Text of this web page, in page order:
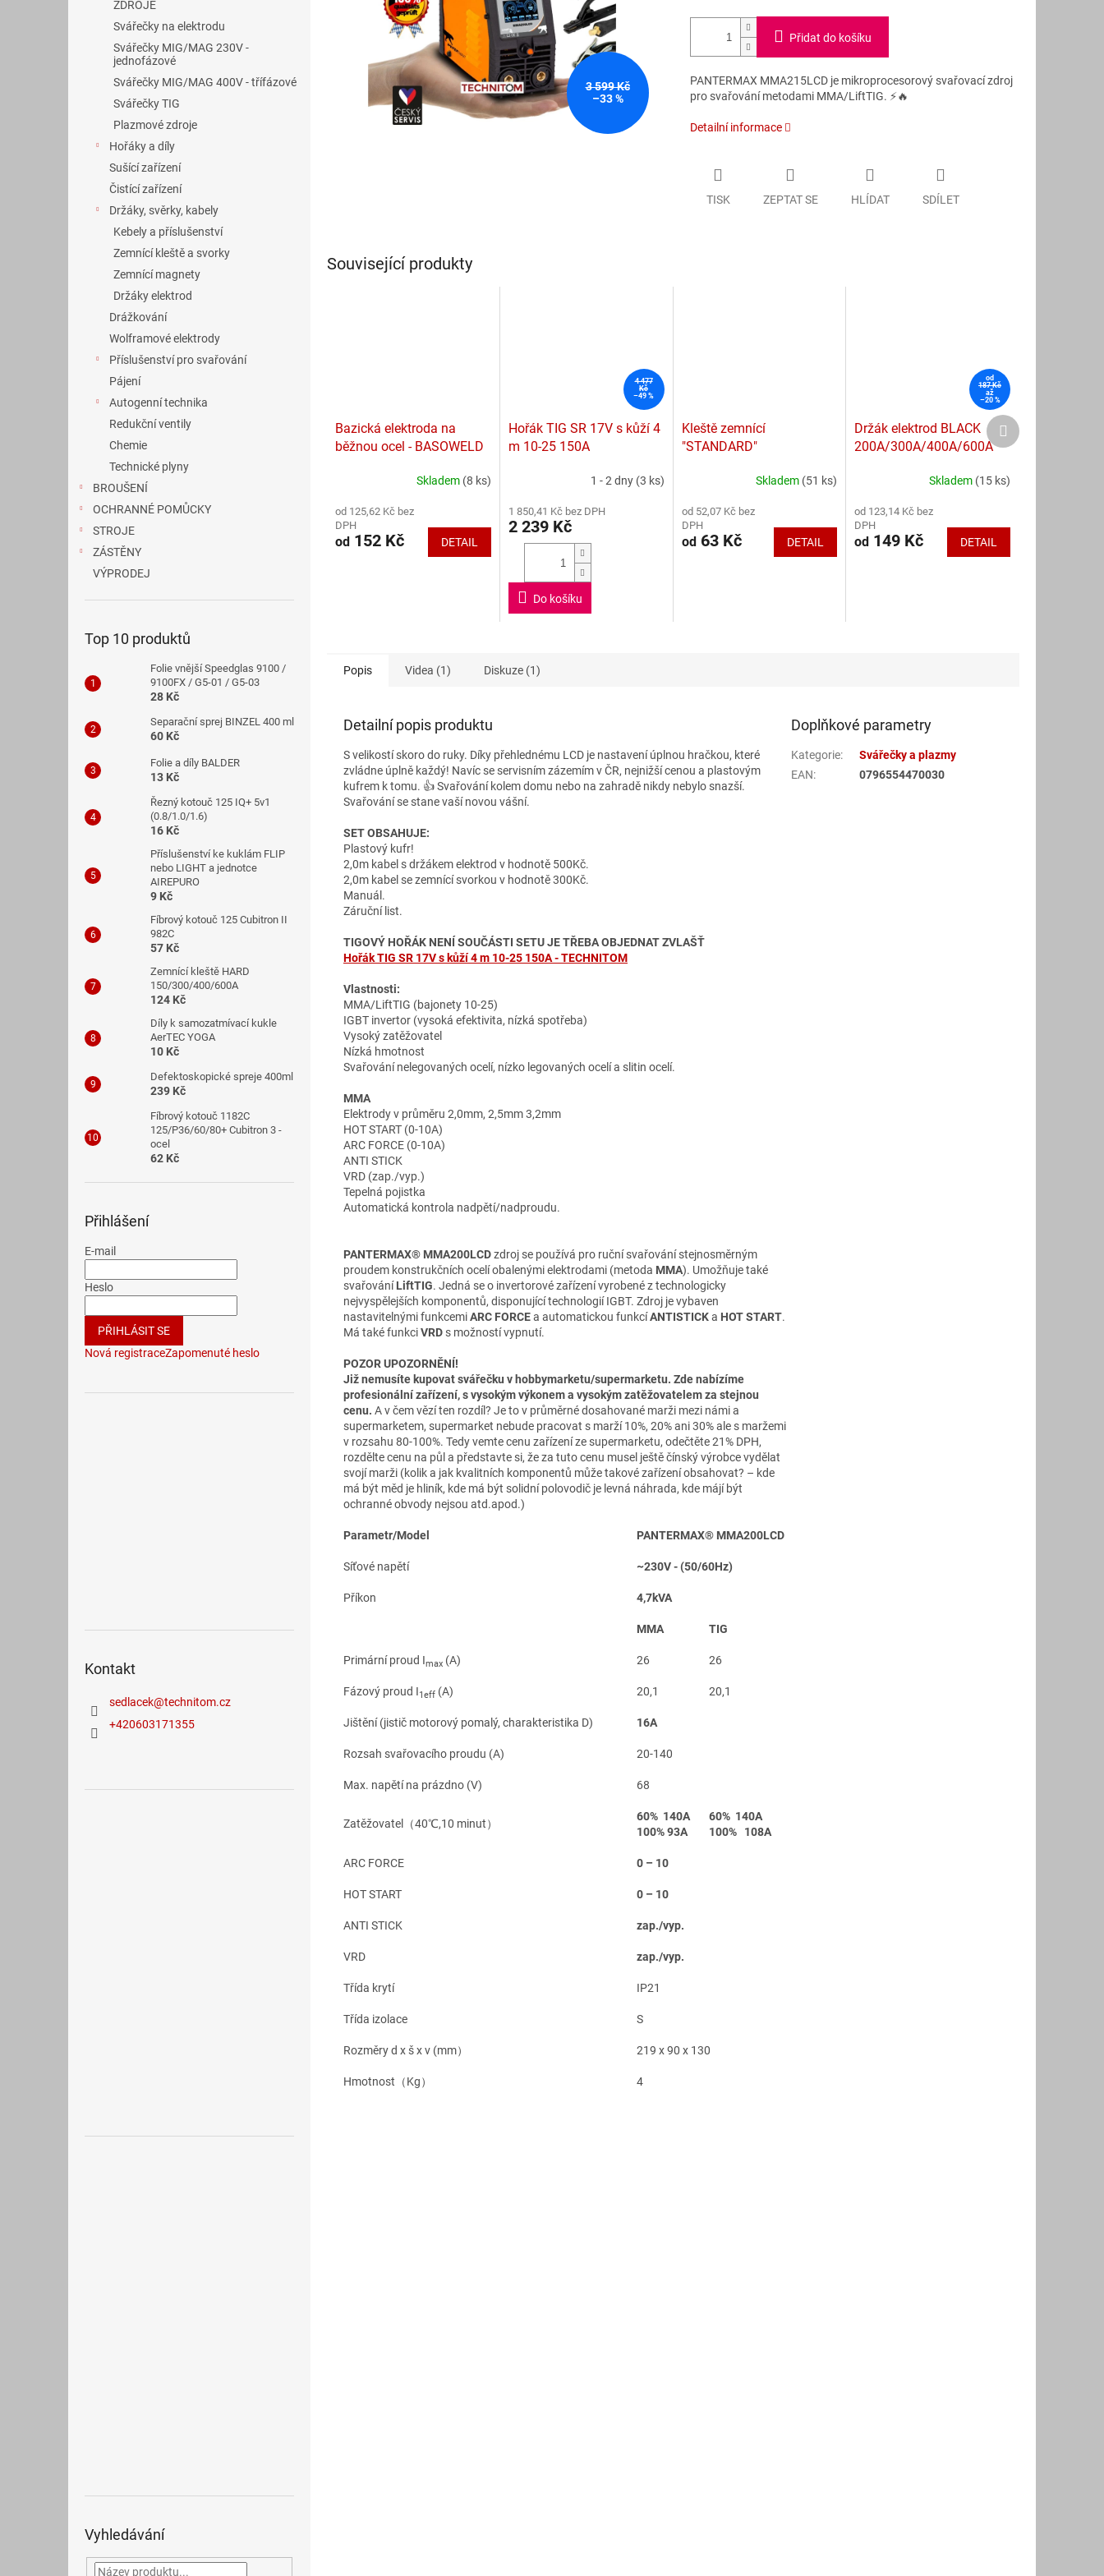
ZDROJE
Svářečky na elektrodu
Svářečky MIG/MAG 230V -
jednofázové
Svářečky MIG/MAG 400V - třífázové
Svářečky TIG
Plazmové zdroje
Hořáky a díly
Sušící zařízení
Čistící zařízení
Držáky, svěrky, kabely
Kebely a příslušenství
Zemnící kleště a svorky
Zemnící magnety
Držáky elektrod
Drážkování
Wolframové elektrody
Příslušenství pro svařování
Pájení
Autogenní technika
Redukční ventily
Chemie
Technické plyny
BROUŠENÍ
OCHRANNÉ POMŮCKY
STROJE
ZÁSTĚNY
VÝPRODEJ
Top 10 produktů
Folie vnější Speedglas 9100 /
9100FX / G5-01 / G5-03
28 Kč
Separační sprej BINZEL 400 ml
60 Kč
Folie a díly BALDER
13 Kč
Řezný kotouč 125 IQ+ 5v1
(0.8/1.0/1.6)
16 Kč
Příslušenství ke kuklám FLIP
nebo LIGHT a jednotce
AIREPURO
9 Kč
Fíbrový kotouč 125 Cubitron II
982C
57 Kč
Zemnící kleště HARD
150/300/400/600A
124 Kč
Díly k samozatmívací kukle
AerTEC YOGA
10 Kč
Defektoskopické spreje 400ml
239 Kč
Fíbrový kotouč 1182C
125/P36/60/80+ Cubitron 3 -
ocel
62 Kč
Přihlášení
E-mail
Heslo
PŘIHLÁSIT SE
Nová registraceZapomenuté heslo
Kontakt
sedlacek@technitom.cz
+420603171355
Vyhledávání
3 599 Kč
–33 %
Přidat do košíku
PANTERMAX MMA215LCD je mikroprocesorový svařovací zdroj
pro svařování metodami MMA/LiftTIG. ⚡️🔥
Detailní informace
TISK ZEPTAT SE HLÍDAT SDÍLET
Související produkty
Bazická elektroda na
běžnou ocel - BASOWELD
produktu
je
4,2
Skladem (8 ks)
od 125,62 Kč bez
DPH
od 152 Kč DETAIL
4 477
Kč
–49 %
Hořák TIG SR 17V s kůží 4
m 10-25 150A
produktu
je
hvězdiček.
1 - 2 dny (3 ks)
1 850,41 Kč bez DPH
2 239 Kč
Do košíku
Kleště zemnící
"STANDARD"
produktu
je
4,3
Skladem (51 ks)
od 52,07 Kč bez
DPH
od63 Kč DETAIL
od
187 Kč
až
–20 %
Držák elektrod BLACK
200A/300A/400A/600A
produktu
je
5,0
Skladem (15 ks)
od 123,14 Kč bez
DPH
od 149 Kč DETAIL
Další
produkt
Popis Videa (1) Diskuze (1)
Detailní popis produktu
S velikostí skoro do ruky. Díky přehlednému LCD je nastavení úplnou hračkou, které
zvládne úplně každý! Navíc se servisním zázemím v ČR, nejnižší cenou a plastovým
kufrem k tomu. 👍 Svařování kolem domu nebo na zahradě nikdy nebylo snazší.
Svařování se stane vaší novou vášní.
SET OBSAHUJE:
Plastový kufr!
2,0m kabel s držákem elektrod v hodnotě 500Kč.
2,0m kabel se zemnící svorkou v hodnotě 300Kč.
Manuál.
Záruční list.
TIGOVÝ HOŘÁK NENÍ SOUČÁSTI SETU JE TŘEBA OBJEDNAT ZVLAŠŤ
Hořák TIG SR 17V s kůží 4 m 10-25 150A - TECHNITOM
Vlastnosti:
MMA/LiftTIG (bajonety 10-25)
IGBT invertor (vysoká efektivita, nízká spotřeba)
Vysoký zatěžovatel
Nízká hmotnost
Svařování nelegovaných ocelí, nízko legovaných ocelí a slitin ocelí.
MMA
Elektrody v průměru 2,0mm, 2,5mm 3,2mm
HOT START (0-10A)
ARC FORCE (0-10A)
ANTI STICK
VRD (zap./vyp.)
Tepelná pojistka
Automatická kontrola nadpětí/nadproudu.
PANTERMAX® MMA200LCDzdroj se používá pro ruční svařování stejnosměrným
proudem konstrukčních ocelí obalenými elektrodami (metoda MMA). Umožňuje také
svařování LiftTIG. Jedná se o invertorové zařízení vyrobené z technologicky
nejvyspělejších komponentů, disponující technologií IGBT. Zdroj je vybaven
nastavitelnými funkcemiARC FORCEa automatickou funkcíANTISTICKa HOT START.
Má také funkciVRD s možností vypnutí.
POZOR UPOZORNĚNÍ!
Již nemusíte kupovat svářečku v hobbymarketu/supermarketu. Zde nabízíme
profesionální zařízení, s vysokým výkonem a vysokým zatěžovatelem za stejnou
cenu. A v čem vězí ten rozdíl? Je to v průměrné dosahované marži mezi námi a
supermarketem, supermarket nebude pracovat s marží 10%, 20% ani 30% ale s maržemi
v rozsahu 80-100%. Tedy vemte cenu zařízení ze supermarketu, odečtěte 21% DPH,
rozdělte cenu na půl a představte si, že za tuto cenu musel ještě čínský výrobce vydělat
svojí marži (kolik a jak kvalitních komponentů může takové zařízení obsahovat? – kde
má být měd je hliník, kde má být solidní polovodič je levná náhrada, kde májí být
ochranné obvody nejsou atd.apod.)
Parametr/Model PANTERMAX® MMA200LCD
Síťové napětí ~230V - (50/60Hz)
Příkon 4,7kVA
MMA TIG
Primární proud Imax (A) 26 26
Fázový proud I1eff (A) 20,1 20,1
Jištění (jistič motorový pomalý, charakteristika D) 16A
Rozsah svařovacího proudu (A) 20-140
Max. napětí na prázdno (V) 68
Zatěžovatel（40℃,10 minut）
60% 140A
100% 93A
60% 140A
100% 108A
ARC FORCE 0 – 10
HOT START 0 – 10
ANTI STICK zap./vyp.
VRD zap./vyp.
Třída krytí IP21
Třída izolace S
Rozměry d x š x v (mm） 219 x 90 x 130
Hmotnost（Kg） 4
Doplňkové parametry
Kategorie:
Svářečky a plazmy
EAN: 0796554470030